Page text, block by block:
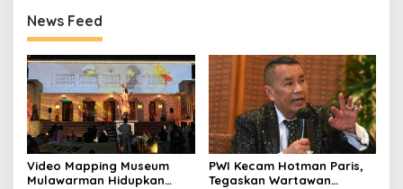
News Feed
Video Mapping Museum
Mulawarman Hidupkan
PWI Kecam Hotman Paris,
Tegaskan Wartawan